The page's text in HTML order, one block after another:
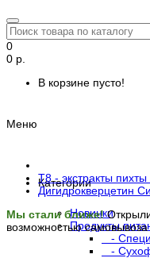
0
0 р.
В корзине пусто!
Меню
Категории
Новинки
Продукты
-
-
Т8 - экстракты
Дигидрокверцетин
Мы стали ближе!
возможностью самовывоза